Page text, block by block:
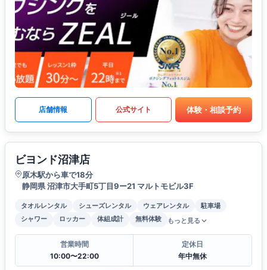
店舗情報 公式サイト 体験・相談予約
ビヨンド沼津店
原木駅から車で18分
静岡県 沼津市大手町5丁目9ー21 マルトモビル3F
タオルレンタル シューズレンタル ウェアレンタル
駐車場
シャワー
ロッカー 体組成計 無料体験 もっと見る
営業時間
10:00〜22:00
定休日
年中無休